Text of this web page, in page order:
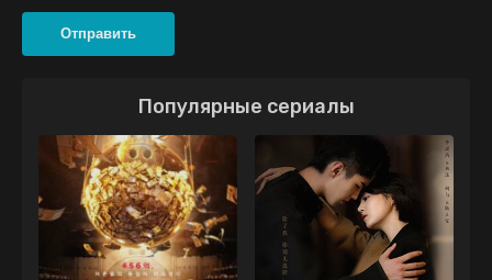
Отправить
Популярные сериалы